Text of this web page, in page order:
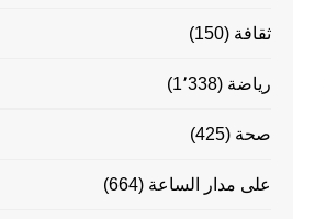
ثقافة (150)
رياضة (1٬338)
صحة (425)
على مدار الساعة (664)